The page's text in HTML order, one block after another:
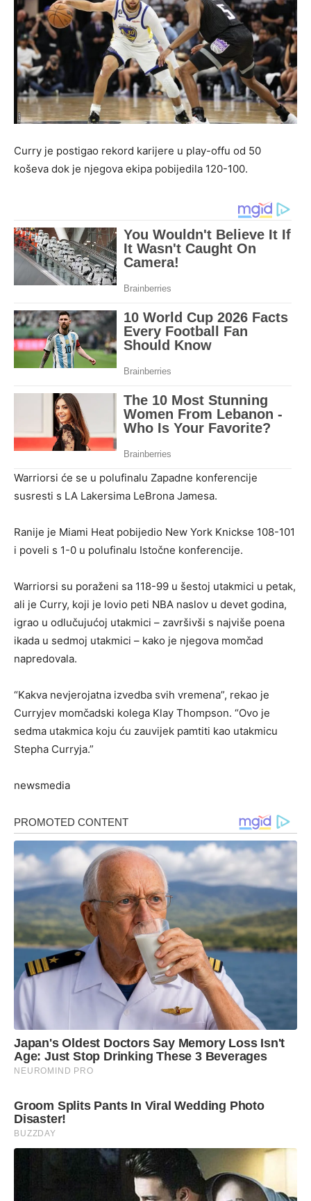
Curry je postigao rekord karijere u play-offu od 50
koševa dok je njegova ekipa pobijedila 120-100.
Warriorsi će se u polufinalu Zapadne konferencije
susresti s LA Lakersima LeBrona Jamesa.
Ranije je Miami Heat pobijedio New York Knickse 108-101
i poveli s 1-0 u polufinalu Istočne konferencije.
Warriorsi su poraženi sa 118-99 u šestoj utakmici u petak,
ali je Curry, koji je lovio peti NBA naslov u devet godina,
igrao u odlučujućoj utakmici – završivši s najviše poena
ikada u sedmoj utakmici – kako je njegova momčad
napredovala.
“Kakva nevjerojatna izvedba svih vremena”, rekao je
Curryjev momčadski kolega Klay Thompson. “Ovo je
sedma utakmica koju ću zauvijek pamtiti kao utakmicu
Stepha Curryja.”
newsmedia